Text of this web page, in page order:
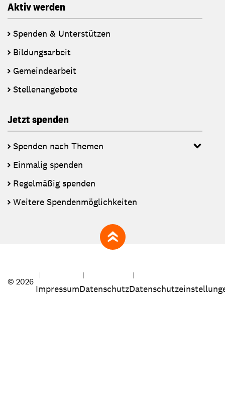
Aktiv werden
Spenden & Unterstützen
Bildungsarbeit
Gemeindearbeit
Stellenangebote
Jetzt spenden
Spenden nach Themen
Einmalig spenden
Regelmäßig spenden
Weitere Spendenmöglichkeiten
zum Seitenanfang
© 2026
ImpressumDatenschutz